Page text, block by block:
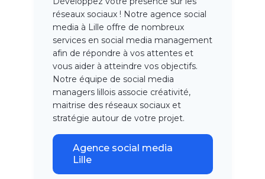
réseaux sociaux ! Notre agence social
media à Lille offre de nombreux
services en social media management
afin de répondre à vos attentes et
vous aider à atteindre vos objectifs.
Notre équipe de social media
managers lillois associe créativité,
maitrise des réseaux sociaux et
stratégie autour de votre projet.
Agence social media
Lille